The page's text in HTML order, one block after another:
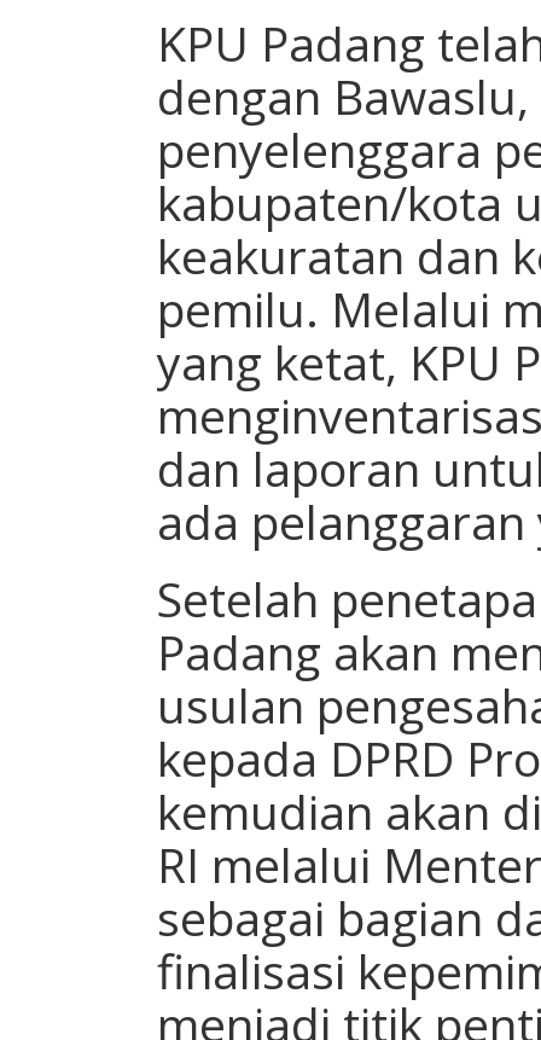
KPU Padang
dengan
penyelenggara
kabupaten/kota
keakuratan dan
pemilu. Melalui
yang ketat, KPU
dan laporan
ada
Setelah
Padang akan
usulan
kepada DPRD
kemudian akan
RI melalui
sebagai bagian
finalisasi
menjadi titik